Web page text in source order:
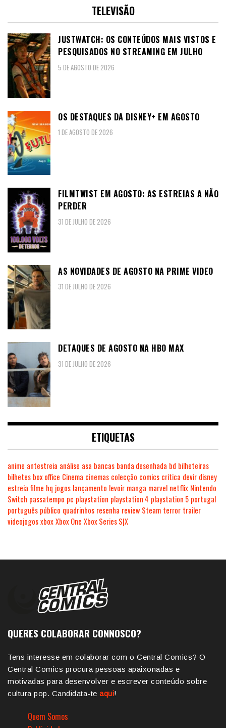
TELEVISÃO
JUSTWATCH: OS CONTEÚDOS MAIS VISTOS E
PESQUISADOS NO STREAMING EM JULHO
5 DE AGOSTO DE 2026
OS DESTAQUES DA DISNEY+ EM AGOSTO
1 DE AGOSTO DE 2026
FILMTWIST EM AGOSTO: AS ESTREIAS A NÃO
PERDER
31 DE JULHO DE 2026
AS NOVIDADES DE AGOSTO NA PRIME VIDEO
31 DE JULHO DE 2026
DETAQUES DE AGOSTO NA HBO MAX
31 DE JULHO DE 2026
ETIQUETAS
anime antestreia análise asa bancas banda desenhada bd bilheteiras
bilhetes box office Cinema cinemas colecção comics crítica devir disney
estreia filme hq jogos lançamento levoir manga marvel netflix Nintendo
Switch passatempo pc playstation playstation 4 playstation 5 portugal
português público quadrinhos resenha review Steam terror trailer
videojogosxboxXbox One Xbox Series S|X
QUERES COLABORAR CONNOSCO?
Tens interesse em colaborar com o Central Comics? O
Central Comics procura pessoas apaixonadas e
motivadas para desenvolver e escrever conteúdo sobre
cultura pop. Candidata-te aqui!
Quem Somos